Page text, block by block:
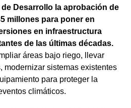
Desarrollo la aprobación de
millones para poner en
en infraestructura
de las últimas décadas.
áreas bajo riego, llevar
modernizar sistemas existentes
para proteger la
climáticos.